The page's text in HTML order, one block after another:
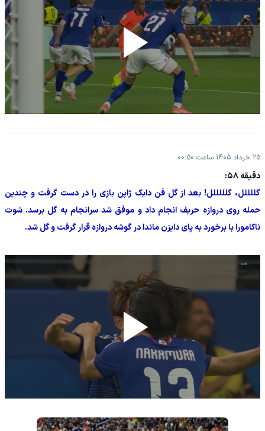
25 خرداد 1405 ساعت 00:50
دقیقه ۵۸:
گللللل، گلللللل! بعد از گل فن دایک ژاپن بازی را در دست گرفت و چندین
حمله روی دروازه حریف انجام داد و موفق شد سرانجام به گل برسد. شوت
ناکامورا با برخورد به پای دایزن مائدا در گوشه دروازه قرار گرفت و گل شد.